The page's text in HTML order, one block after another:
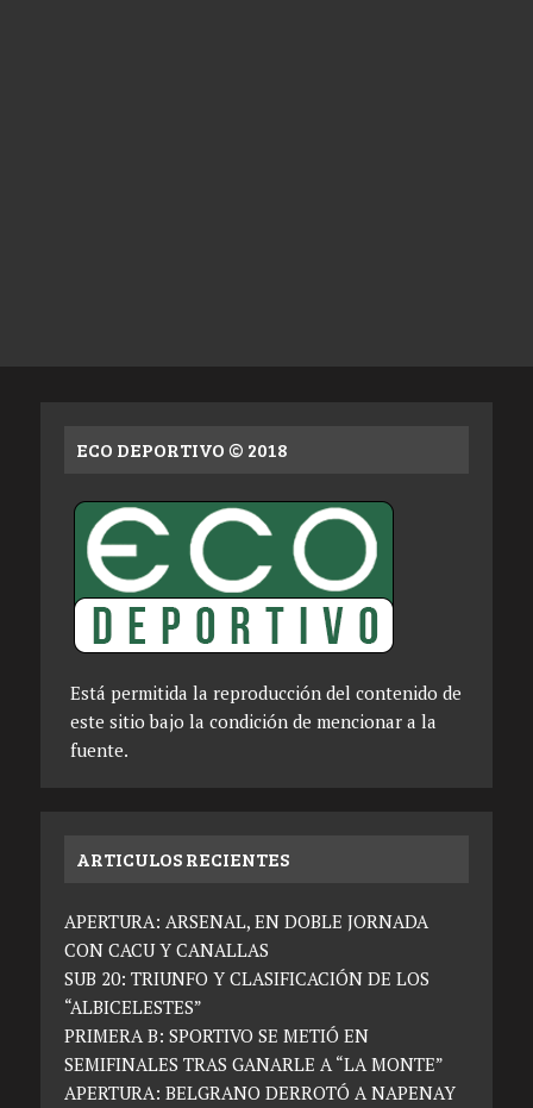
ECO DEPORTIVO © 2018
Está permitida la reproducción del contenido de
este sitio bajo la condición de mencionar a la
fuente.
ARTICULOS RECIENTES
APERTURA: ARSENAL, EN DOBLE JORNADA
CON CACU Y CANALLAS
SUB 20: TRIUNFO Y CLASIFICACIÓN DE LOS
“ALBICELESTES”
PRIMERA B: SPORTIVO SE METIÓ EN
SEMIFINALES TRAS GANARLE A “LA MONTE”
APERTURA: BELGRANO DERROTÓ A NAPENAY